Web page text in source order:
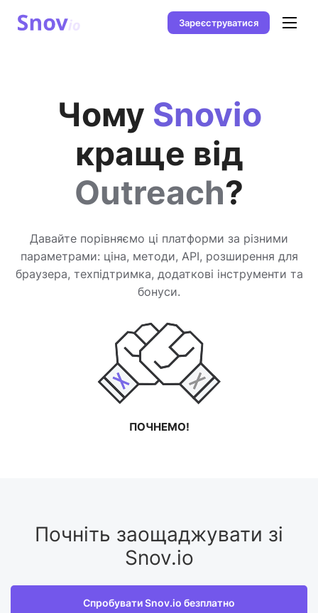
Зареєструватися
Чому Snovio
краще від
Outreach?
Давайте порівняємо ці платформи за різними
параметрами: ціна, методи, API, розширення для
браузера, техпідтримка, додаткові інструменти та
бонуси.
ПОЧНЕМО!
Почніть заощаджувати зі
Snov.io
Спробувати Snov.io безплатно